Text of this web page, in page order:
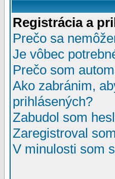
Registrácia a
Prečo sa
Je vôbec
Prečo som
Ako zabránim,
prihlásených?
Zabudol som
Zaregistroval
V minulosti som